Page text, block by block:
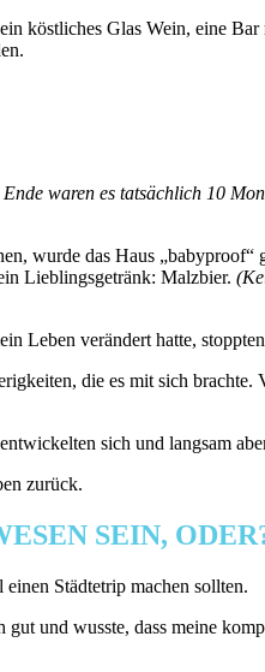
köstliches Glas Wein, eine
waren es tatsächlich 10
wurde das Haus „babyproof“
Lieblingsgetränk: Malzbier.
Leben verändert hatte,
die es mit sich
entwickelten sich und langsam
zurück.
SEIN,
Städtetrip machen sollten.
und wusste, dass meine